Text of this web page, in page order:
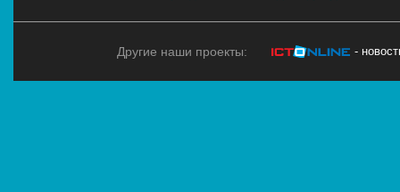
Другие наши проекты: -